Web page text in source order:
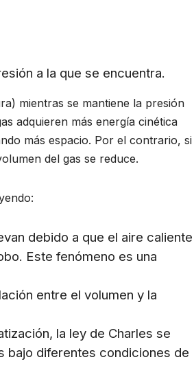
a la que se encuentra.
mientras se mantiene la presión
adquieren más energía cinética
más espacio. Por el contrario, si
del gas se reduce.
debido a que el aire caliente
Este fenómeno es una
entre el volumen y la
la ley de Charles se
bajo diferentes condiciones de